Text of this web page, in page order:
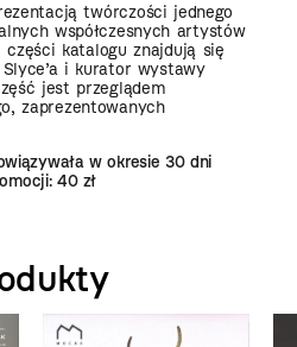
twórczości jednego
współczesnych artystów
katalogu znajdują się
i kurator wystawy
jest przeglądem
zaprezentowanych
w okresie 30 dni
40 zł